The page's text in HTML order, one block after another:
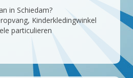
in Schiedam?
Kinderkledingwinkel
particulieren